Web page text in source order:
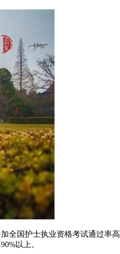
国护士执业资格考试通过率
以上。